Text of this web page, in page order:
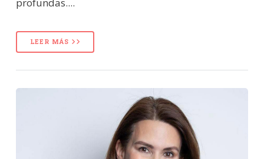
LEER MÁS